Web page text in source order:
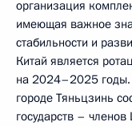
организация
имеющая важное
стабильности и
Китай является
на 2024–2025
городе Тяньцзинь
государств –